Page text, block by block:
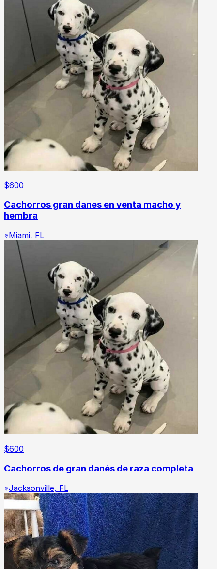
$600
Cachorros gran danes en venta macho y
hembra
Miami, FL
$600
Cachorros de gran danés de raza completa
Jacksonville, FL